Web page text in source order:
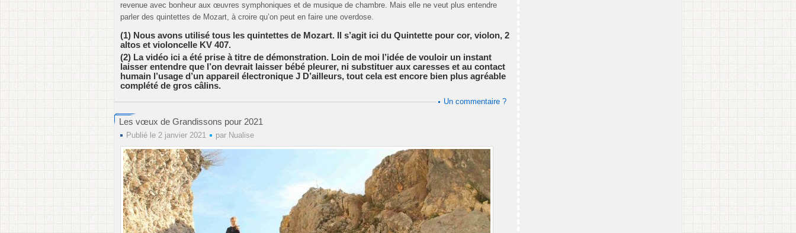
revenue avec bonheur aux œuvres symphoniques et de musique de chambre. Mais elle ne veut plus entendre
parler des quintettes de Mozart, à croire qu’on peut en faire une overdose.
(1) Nous avons utilisé tous les quintettes de Mozart. Il s’agit ici du Quintette pour cor, violon, 2
altos et violoncelle KV 407.
(2) La vidéo ici a été prise à titre de démonstration. Loin de moi l’idée de vouloir un instant
laisser entendre que l’on devrait laisser bébé pleurer, ni substituer aux caresses et au contact
humain l’usage d’un appareil électronique J D’ailleurs, tout cela est encore bien plus agréable
complété de gros câlins.
Un commentaire ?
Les vœux de Grandissons pour 2021
Publié le 2 janvier 2021 par Nualise